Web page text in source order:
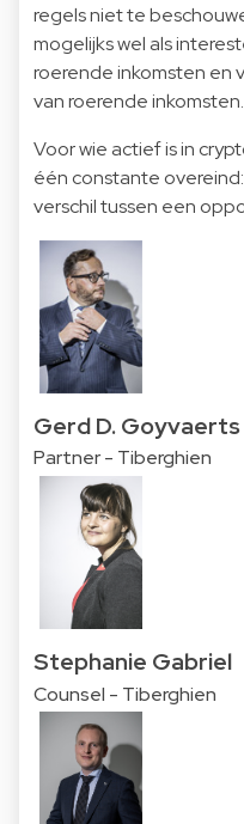
regels niet te
mogelijks wel als
roerende inkomsten en
van roerende inkomsten.
Voor wie actief is in
één constante
verschil tussen een
Gerd D. Goyvaerts
Partner - Tiberghien
Stephanie Gabriel
Counsel - Tiberghien